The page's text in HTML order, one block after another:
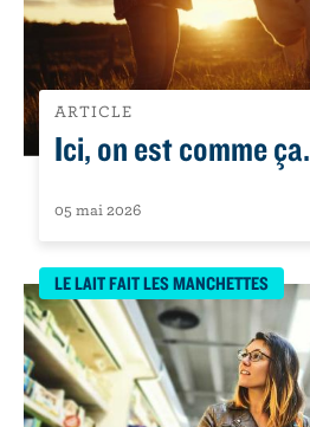
ARTICLE
Ici, on est comme ça.
05 mai 2026
LE LAIT FAIT LES MANCHETTES